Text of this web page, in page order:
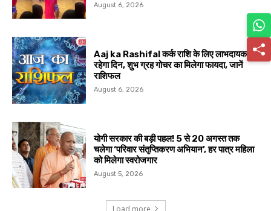
August 6, 2026
Aaj ka Rashifal कर्क राशि के लिए लाभदायक
रहेगा दिन, शुभ ग्रह गोचर का मिलेगा फायदा, जानें
राशिफल
August 6, 2026
योगी सरकार की बड़ी पहल! 5 से 20 अगस्त तक
चलेगा ‘परिवार संतृप्तिकरण अभियान’, हर पात्र महिला
को मिलेगा स्वरोजगार
August 5, 2026
Load more